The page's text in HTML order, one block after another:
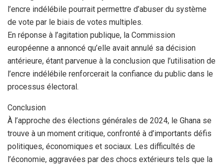
l’encre indélébile pourrait permettre d’abuser du système
de vote par le biais de votes multiples.
En réponse à l’agitation publique, la Commission
européenne a annoncé qu’elle avait annulé sa décision
antérieure, étant parvenue à la conclusion que l’utilisation de
l’encre indélébile renforcerait la confiance du public dans le
processus électoral.
Conclusion
À l’approche des élections générales de 2024, le Ghana se
trouve à un moment critique, confronté à d’importants défis
politiques, économiques et sociaux. Les difficultés de
l’économie, aggravées par des chocs extérieurs tels que la